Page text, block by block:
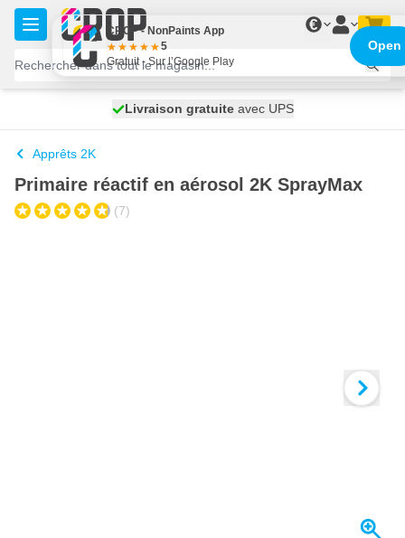
Aller au contenu
€
expédié aujourd'hui
Livraison gratuiteavec UPS
100 jours
Apprêts 2K
Primaire réactif en aérosol 2K SprayMax
(7)
CROP - NonPaints App
5
Gratuit - Sur l’Google Play
Open